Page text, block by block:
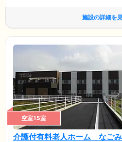
施設の詳細を
空室15室
介護付有料老人ホーム なご